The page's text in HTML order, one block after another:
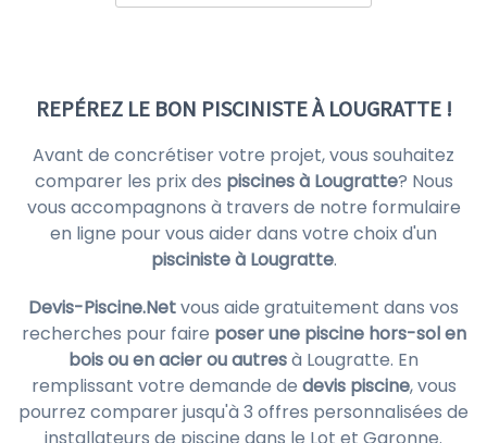
REPÉREZ LE BON PISCINISTE À LOUGRATTE !
Avant de concrétiser votre projet, vous souhaitez
comparer les prix des piscines à Lougratte? Nous
vous accompagnons à travers de notre formulaire
en ligne pour vous aider dans votre choix d'un
pisciniste à Lougratte.
Devis-Piscine.Netvous aide gratuitement dans vos
recherches pour faire poser une piscine hors-sol en
bois ou en acier ou autresà Lougratte. En
remplissant votre demande de devis piscine, vous
pourrez comparer jusqu'à 3 offres personnalisées de